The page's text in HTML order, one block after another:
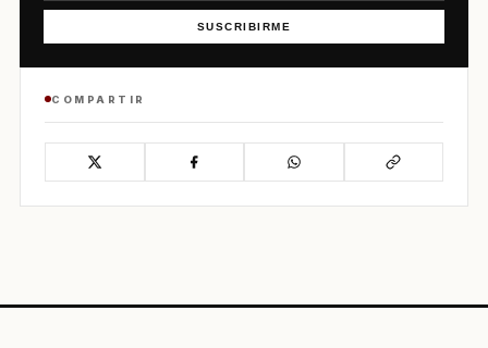
SUSCRIBIRME
COMPARTIR